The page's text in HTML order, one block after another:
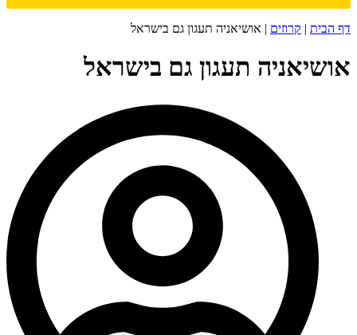
דף הבית | קרוזים | אושיאניה תעגון גם בישראל
אושיאניה תעגון גם בישראל